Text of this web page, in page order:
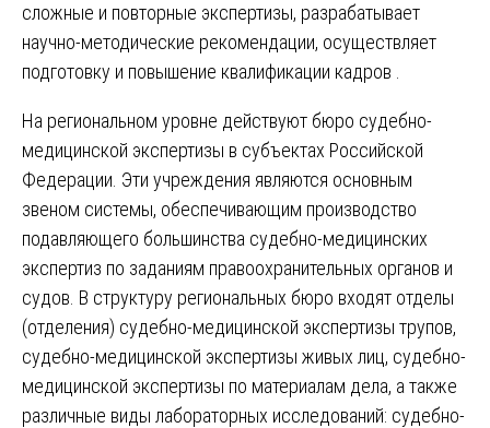
сложные и повторные экспертизы, разрабатывает
научно-методические рекомендации, осуществляет
подготовку и повышение квалификации кадров .
На региональном уровне действуют бюро судебно-
медицинской экспертизы в субъектах Российской
Федерации. Эти учреждения являются основным
звеном системы, обеспечивающим производство
подавляющего большинства судебно-медицинских
экспертиз по заданиям правоохранительных органов и
судов. В структуру региональных бюро входят отделы
(отделения) судебно-медицинской экспертизы трупов,
судебно-медицинской экспертизы живых лиц, судебно-
медицинской экспертизы по материалам дела, а также
различные виды лабораторных исследований: судебно-